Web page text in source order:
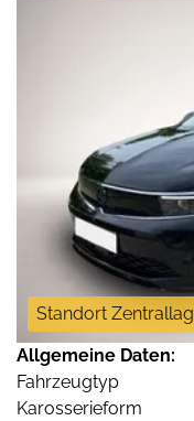
Standort
Allgemeine Daten:
Fahrzeugtyp
Karosserieform